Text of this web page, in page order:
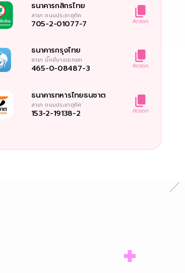
ธนาคารกสิกรไทย
สาขาถนนประชาอุทิศ
705-2-01077-7
ธนาคารกรุงไทย
สาขา บิ๊กซีบางปะกอก
465-0-08487-3
ธนาคารทหารไทยธนชาต
สาขาถนนประชาอุทิศ
153-2-19138-2